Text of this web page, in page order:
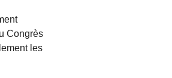
Congrès
les